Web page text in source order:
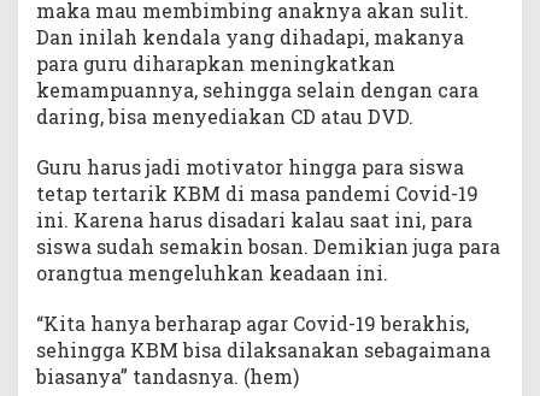
maka mau membimbing anaknya akan sulit.
Dan inilah kendala yang dihadapi, makanya
para guru diharapkan meningkatkan
kemampuannya, sehingga selain dengan cara
daring, bisa menyediakan CD atau DVD.
Guru harus jadi motivator hingga para siswa
tetap tertarik KBM di masa pandemi Covid-19
ini. Karena harus disadari kalau saat ini, para
siswa sudah semakin bosan. Demikian juga para
orangtua mengeluhkan keadaan ini.
“Kita hanya berharap agar Covid-19 berakhis,
sehingga KBM bisa dilaksanakan sebagaimana
biasanya” tandasnya. (hem)